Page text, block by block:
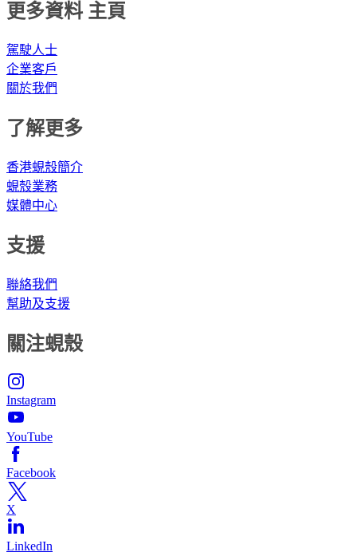
更多資料 主頁
駕駛人士
企業客戶
關於我們
了解更多
香港蜆殼簡介
蜆殼業務
媒體中心
支援
聯絡我們
幫助及支援
關注蜆殼
Instagram
YouTube
Facebook
X
LinkedIn